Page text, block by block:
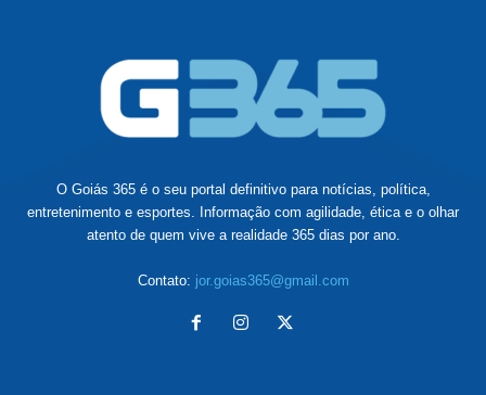
O Goiás 365 é o seu portal definitivo para notícias, política,
entretenimento e esportes. Informação com agilidade, ética e o olhar
atento de quem vive a realidade 365 dias por ano.
Contato: jor.goias365@gmail.com